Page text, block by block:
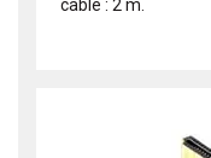
câble : 2 m.